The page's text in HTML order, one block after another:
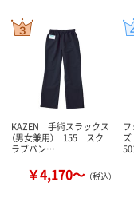
KAZEN 手術スラックス
（男女兼用） 155 スク
ラブパン…
￥4,170～ （税込）